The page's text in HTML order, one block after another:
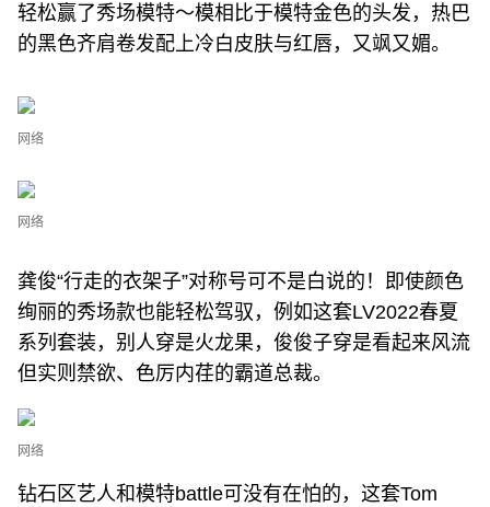
轻松赢了秀场模特～模相比于模特金色的头发，热巴
的黑色齐肩卷发配上冷白皮肤与红唇，又飒又媚。
网络
网络
龚俊“行走的衣架子”对称号可不是白说的！即使颜色
绚丽的秀场款也能轻松驾驭，例如这套LV2022春夏
系列套装，别人穿是火龙果，俊俊子穿是看起来风流
但实则禁欲、色厉内荏的霸道总裁。
网络
钻石区艺人和模特battle可没有在怕的，这套Tom